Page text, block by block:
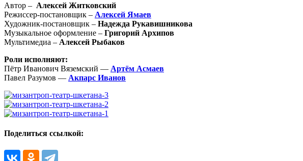
Автор – Алексей Житковский
Режиссер-постановщик – Алексей Ямаев
Художник-постановщик – Надежда Рукавишникова
Музыкальное оформление – Григорий Архипов
Мультимедиа – Алексей Рыбаков
Роли исполняют:
Пётр Иванович Вяземский — Артём Асмаев
Павел Разумов — Акпарс Иванов
Поделиться ссылкой: